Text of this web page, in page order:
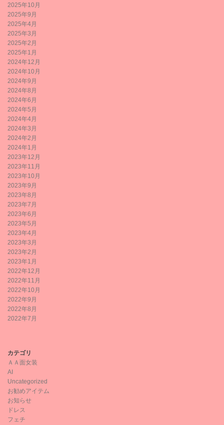
2025年10月
2025年9月
2025年4月
2025年3月
2025年2月
2025年1月
2024年12月
2024年10月
2024年9月
2024年8月
2024年6月
2024年5月
2024年4月
2024年3月
2024年2月
2024年1月
2023年12月
2023年11月
2023年10月
2023年9月
2023年8月
2023年7月
2023年6月
2023年5月
2023年4月
2023年3月
2023年2月
2023年1月
2022年12月
2022年11月
2022年10月
2022年9月
2022年8月
2022年7月
カテゴリ
ＡＡ面女装
AI
Uncategorized
お勧めアイテム
お知らせ
ドレス
フェチ